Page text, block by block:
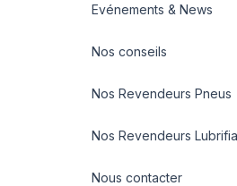
Evénements & News
Nos conseils
Nos Revendeurs Pneus
Nos Revendeurs
Nous contacter